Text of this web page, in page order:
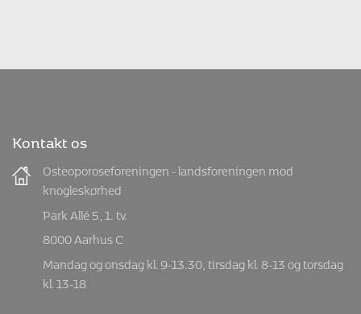
Kontakt os
Osteoporoseforeningen - landsforeningen mod
knogleskørhed
Park Allé 5, 1. tv.
8000 Aarhus C
Mandag og onsdag kl. 9-13.30, tirsdag kl. 8-13 og torsdag
kl. 13-18